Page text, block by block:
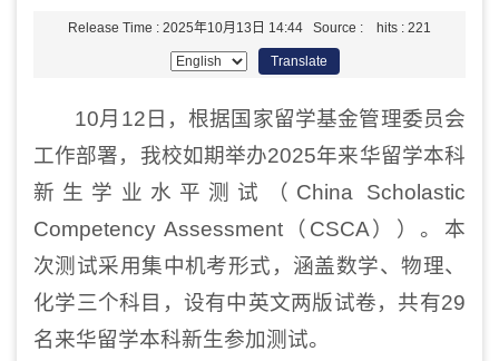
Release Time : 2025年10月13日 14:44 Source : hits : 221
Translate
10月12日，根据国家留学基金管理委员会
工作部署，我校如期举办2025年来华留学本科
新生学业水平测试
（ China Scholastic
Competency Assessment（CSCA） ）。本
次测试采用集中机考形式，涵盖数学、物理、
化学三个科目，设有中英文两版试卷，共有29
名来华留学本科新生参加测试。